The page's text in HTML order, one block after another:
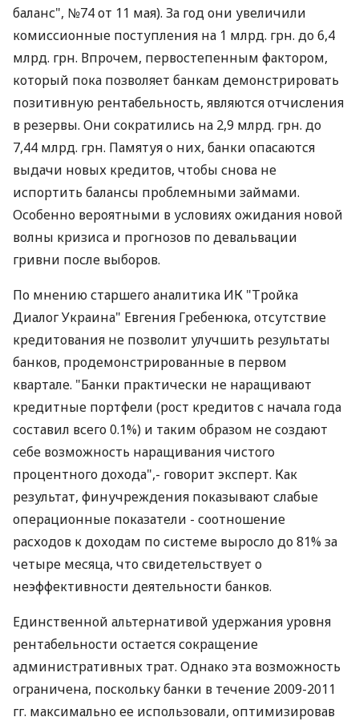
баланс", №74 от 11 мая). За год они увеличили
комиссионные поступления на 1 млрд. грн. до 6,4
млрд. грн. Впрочем, первостепенным фактором,
который пока позволяет банкам демонстрировать
позитивную рентабельность, являются отчисления
в резервы. Они сократились на 2,9 млрд. грн. до
7,44 млрд. грн. Памятуя о них, банки опасаются
выдачи новых кредитов, чтобы снова не
испортить балансы проблемными займами.
Особенно вероятными в условиях ожидания новой
волны кризиса и прогнозов по девальвации
гривни после выборов.
По мнению старшего аналитика ИК "Тройка
Диалог Украина" Евгения Гребенюка, отсутствие
кредитования не позволит улучшить результаты
банков, продемонстрированные в первом
квартале. "Банки практически не наращивают
кредитные портфели (рост кредитов с начала года
составил всего 0.1%) и таким образом не создают
себе возможность наращивания чистого
процентного дохода",- говорит эксперт. Как
результат, финучреждения показывают слабые
операционные показатели - соотношение
расходов к доходам по системе выросло до 81% за
четыре месяца, что свидетельствует о
неэффективности деятельности банков.
Единственной альтернативой удержания уровня
рентабельности остается сокращение
административных трат. Однако эта возможность
ограничена, поскольку банки в течение 2009-2011
гг. максимально ее использовали, оптимизировав